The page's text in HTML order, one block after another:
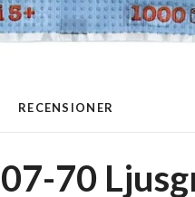
RECENSIONER
70